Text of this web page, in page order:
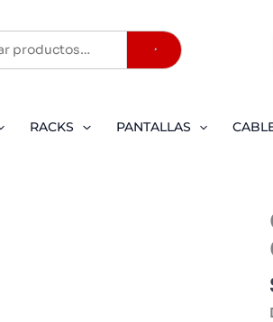
Buscar
RACKS PANTALLAS